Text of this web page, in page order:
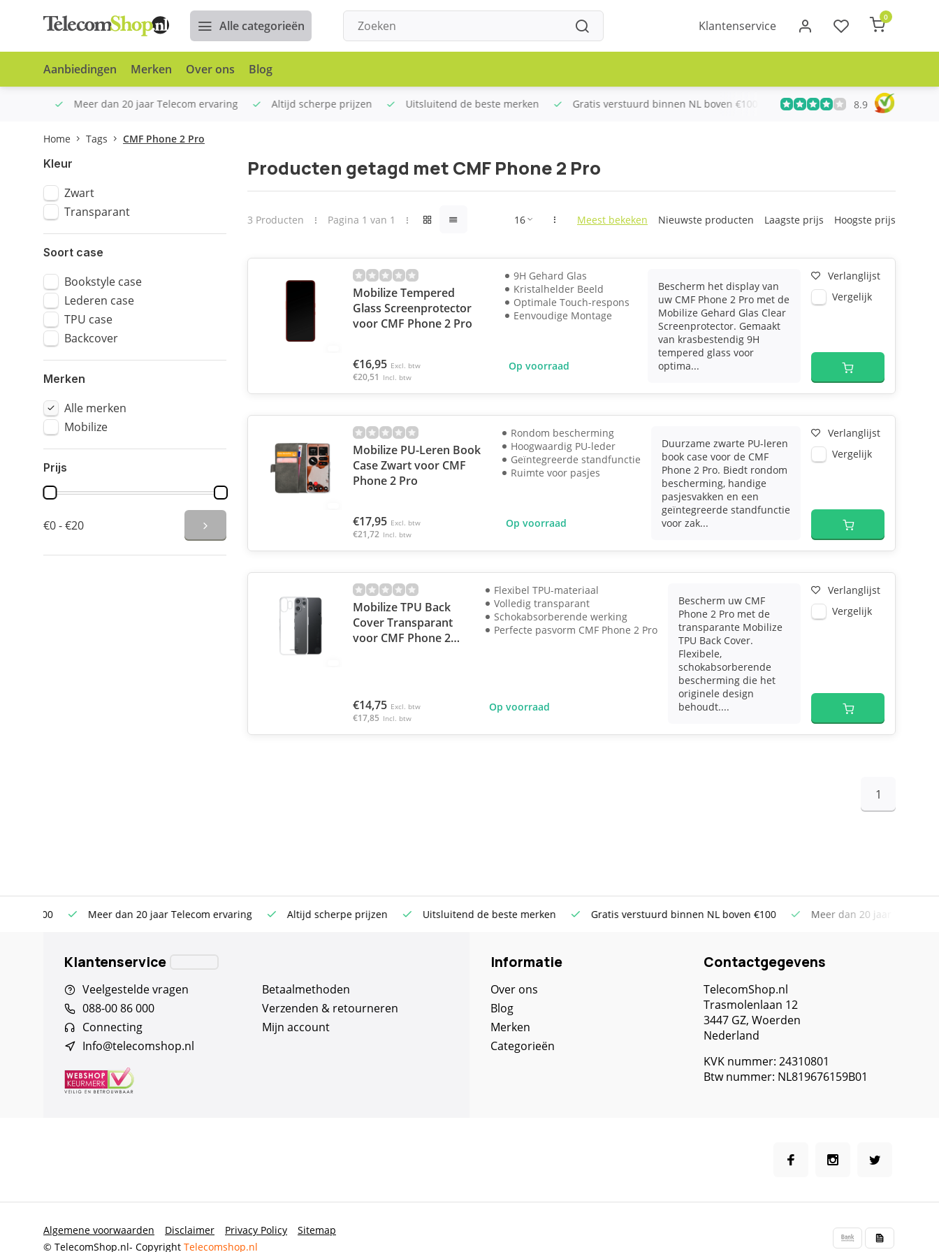
Alle categorieën Klantenservice
0
Aanbiedingen Merken Over ons Blog
Meer dan 20 jaar Telecom ervaring Altijd scherpe prijzen Uitsluitend de beste merken Gratis verstuurd binnen NL boven €100 Meer dan 20 jaar Telecom
8.9
Home Tags CMF Phone 2 Pro
Kleur
Zwart
Transparant
Soort case
Bookstyle case
Lederen case
TPU case
Backcover
Merken
Alle merken
Mobilize
Prijs
€0 - €20
Producten getagd met CMF Phone 2 Pro
3 Producten Pagina 1 van 1 Meest bekeken Nieuwste producten Laagste prijs Hoogste prijs
Mobilize Tempered
Glass Screenprotector
voor CMF Phone 2 Pro
€16,95 Excl. btw
€20,51 Incl. btw
9H Gehard Glas
Kristalhelder Beeld
Optimale Touch-respons
Eenvoudige Montage
Op voorraad
Bescherm het display van
uw CMF Phone 2 Pro met de
Mobilize Gehard Glas Clear
Screenprotector. Gemaakt
van krasbestendig 9H
tempered glass voor
optima...
Verlanglijst
Vergelijk
Mobilize PU-Leren Book
Case Zwart voor CMF
Phone 2 Pro
€17,95 Excl. btw
€21,72 Incl. btw
Rondom bescherming
Hoogwaardig PU-leder
Geïntegreerde standfunctie
Ruimte voor pasjes
Op voorraad
Duurzame zwarte PU-leren
book case voor de CMF
Phone 2 Pro. Biedt rondom
bescherming, handige
pasjesvakken en een
geïntegreerde standfunctie
voor zak...
Verlanglijst
Vergelijk
Mobilize TPU Back
Cover Transparant
voor CMF Phone 2
€14,75 Excl. btw
€17,85 Incl. btw
Flexibel TPU-materiaal
Volledig transparant
Schokabsorberende werking
Perfecte pasvorm CMF Phone 2 Pro
Op voorraad
Bescherm uw CMF
Phone 2 Pro met de
transparante Mobilize
TPU Back Cover.
Flexibele,
schokabsorberende
bescherming die het
originele design
behoudt....
Verlanglijst
Vergelijk
1
Meer dan 20 jaar Telecom ervaring Altijd scherpe prijzen Uitsluitend de beste merken Gratis verstuurd binnen NL boven €100 Meer dan 20 jaar Telecom
Klantenservice
Veelgestelde vragen
088-00 86 000
Connecting
Info@telecomshop.nl
Betaalmethoden
Verzenden & retourneren
Mijn account
Informatie
Over ons
Blog
Merken
Categorieën
Contactgegevens
TelecomShop.nl
Trasmolenlaan 12
3447 GZ, Woerden
Nederland
KVK nummer: 24310801
Btw nummer: NL819676159B01
Algemene voorwaarden Disclaimer Privacy Policy
Sitemap
© TelecomShop.nl- Copyright Telecomshop.nl